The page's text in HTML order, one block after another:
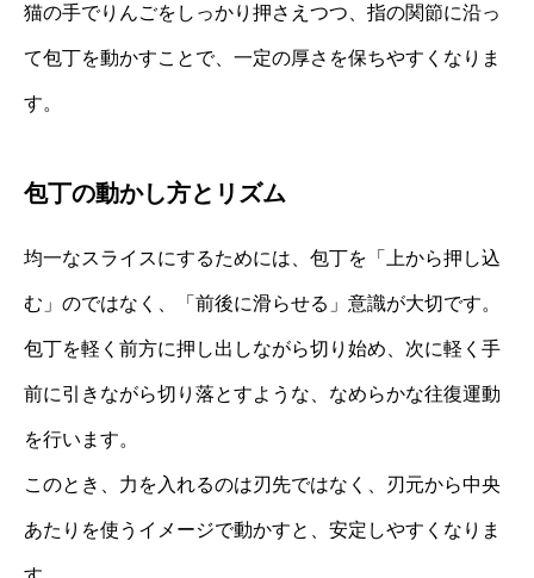
猫の手でりんごをしっかり押さえつつ、指の関節に沿っ
て包丁を動かすことで、一定の厚さを保ちやすくなりま
す。
包丁の動かし方とリズム
均一なスライスにするためには、包丁を「上から押し込
む」のではなく、「前後に滑らせる」意識が大切です。
包丁を軽く前方に押し出しながら切り始め、次に軽く手
前に引きながら切り落とすような、なめらかな往復運動
を行います。
このとき、力を入れるのは刃先ではなく、刃元から中央
あたりを使うイメージで動かすと、安定しやすくなりま